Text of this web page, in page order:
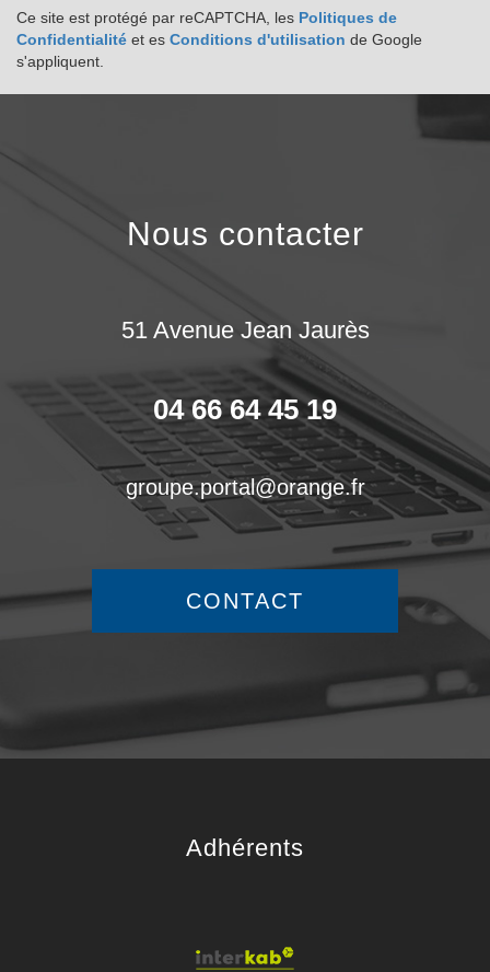
Ce site est protégé par reCAPTCHA, les Politiques de
Confidentialité et es Conditions d'utilisation de Google
s'appliquent.
nous contacter
51 Avenue Jean Jaurès
04 66 64 45 19
groupe.portal@orange.fr
CONTACT
adhérents